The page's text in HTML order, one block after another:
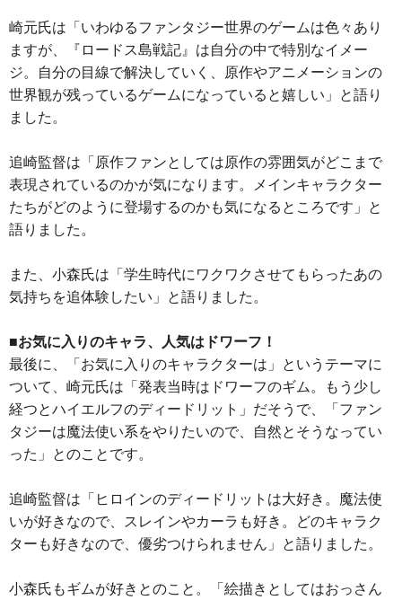
崎元氏は「いわゆるファンタジー世界のゲームは色々あり
ますが、『ロードス島戦記』は自分の中で特別なイメー
ジ。自分の目線で解決していく、原作やアニメーションの
世界観が残っているゲームになっていると嬉しい」と語り
ました。
追崎監督は「原作ファンとしては原作の雰囲気がどこまで
表現されているのかが気になります。メインキャラクター
たちがどのように登場するのかも気になるところです」と
語りました。
また、小森氏は「学生時代にワクワクさせてもらったあの
気持ちを追体験したい」と語りました。
■お気に入りのキャラ、人気はドワーフ！
最後に、「お気に入りのキャラクターは」というテーマに
ついて、崎元氏は「発表当時はドワーフのギム。もう少し
経つとハイエルフのディードリット」だそうで、「ファン
タジーは魔法使い系をやりたいので、自然とそうなってい
った」とのことです。
追崎監督は「ヒロインのディードリットは大好き。魔法使
いが好きなので、スレインやカーラも好き。どのキャラク
ターも好きなので、優劣つけられません」と語りました。
小森氏もギムが好きとのこと。「絵描きとしてはおっさん